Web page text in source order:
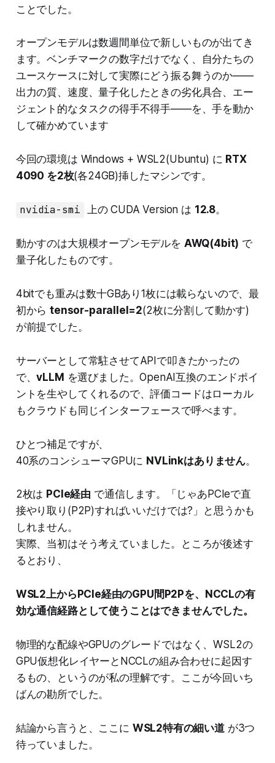
ことでした。
オープンモデルは数週間単位で新しいものが出てき
ます。ベンチマークの数字だけでなく、自分たちの
ユースケースに対して実際にどう振る舞うのか——
出力の質、速度、量子化したときの劣化具合、エー
ジェント的なタスクの得手不得手——を、手を動か
して確かめています
今回の環境は Windows + WSL2(Ubuntu) に RTX
4090 を2枚(各24GB)挿したマシンです。
nvidia-smi 上の CUDA Version は 12.8。
動かすのは大規模オープンモデルを AWQ(4bit) で
量子化したものです。
4bitでも重みは数十GBあり1枚には載らないので、最
初からtensor-parallel=2(2枚に分割して動かす)
が前提でした。
サーバーとして常駐させてAPIで叩きたかったの
で、vLLM を選びました。OpenAI互換のエンドポイ
ントを生やしてくれるので、評価コードはローカル
もクラウドも同じインターフェースで呼べます。
ひとつ補足ですが、
40系のコンシューマGPUに NVLinkはありません。
2枚は PCIe経由 で通信します。「じゃあPCIeで直
接やり取り(P2P)すればいいだけでは?」と思うかも
しれません。
実際、当初はそう考えていました。ところが後述す
るとおり、
WSL2上からPCIe経由のGPU間P2Pを、NCCLの有
効な通信経路として使うことはできませんでした。
物理的な配線やGPUのグレードではなく、WSL2の
GPU仮想化レイヤーとNCCLの組み合わせに起因す
るもの、というのが私の理解です。ここが今回いち
ばんの勘所でした。
結論から言うと、ここに WSL2特有の細い道が3つ
待っていました。